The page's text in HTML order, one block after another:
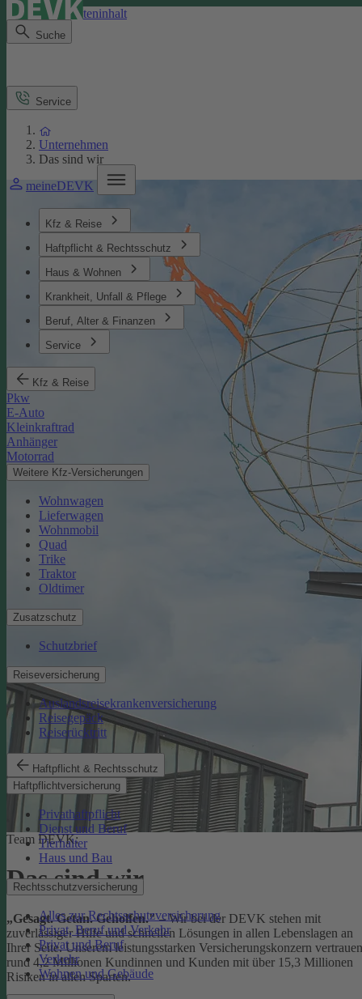
Direkt zum Seiteninhalt
Suche
meineDEVK
Kfz & Reise
Haftpflicht & Rechtsschutz
Haus & Wohnen
Krankheit, Unfall & Pflege
Beruf, Alter & Finanzen
Service
Kfz & Reise
Pkw
E-Auto
Kleinkraftrad
Anhänger
Motorrad
Weitere Kfz-Versicherungen
Wohnwagen
Lieferwagen
Wohnmobil
Quad
Trike
Traktor
Oldtimer
Zusatzschutz
Schutzbrief
Reiseversicherung
Auslandsreisekrankenversicherung
Reisegepäck
Reiserücktritt
Haftpflicht & Rechtsschutz
Haftpflichtversicherung
Privathaftpflicht
Dienst und Beruf
Tierhalter
Haus und Bau
Rechtsschutzversicherung
Alles zur Rechtsschutzversicherung
Privat, Beruf und Verkehr
Privat und Beruf
Verkehr
Wohnen und Gebäude
Service
Unternehmen
Das sind wir
Team DEVK:
Das sind wir
„Gesagt. Getan. Geholfen."– Wir bei der DEVK stehen mit
zuverlässiger Hilfe und schnellen Lösungen in allen Lebenslagen an
Ihrer Seite. Unserem leistungsstarken Versicherungskonzern vertrauen
rund 4,2 Millionen Kundinnen und Kunden mit über 15,3 Millionen
Risiken in allen Sparten.